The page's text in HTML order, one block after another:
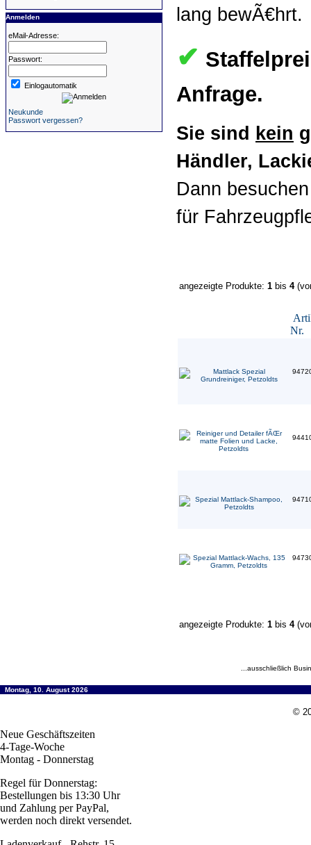
Anmelden
eMail-Adresse:
Passwort:
Einlogautomatik
Neukunde
Passwort vergessen?
lang bewÃ€hrt.
✔
Anfrage.
Sie sind kein
Händler,
Dann
für
angezeigte Produkte: 1 bis 4
Nr.
angezeigte Produkte: 1 bis 4
...ausschließlich
Montag, 10. August 2026
©
Neue Geschäftszeiten
4-Tage-Woche
Montag - Donnerstag
Regel für Donnerstag:
Bestellungen bis 13:30 Uhr
und Zahlung per PayPal,
werden noch direkt versendet.